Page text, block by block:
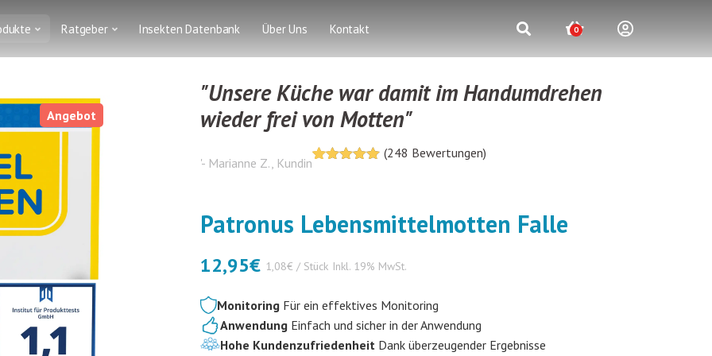
Ratgeber Insekten Datenbank Über Uns Kontakt 0
Angebot
"Unsere Küche war damit im Handumdrehen
wieder frei von Motten"
'- Marianne Z., Kundin
Kundenrezensionen
(248 Bewertungen)
Patronus Lebensmittelmotten Falle
12,95€ 1,08€ / Stück Inkl. 19% MwSt.
Monitoring Für ein effektives Monitoring
Anwendung Einfach und sicher in der Anwendung
Hohe Kundenzufriedenheit Dank überzeugender Ergebnisse